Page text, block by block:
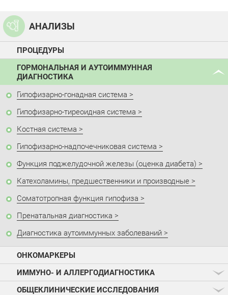
АНАЛИЗЫ
ПРОЦЕДУРЫ
ГОРМОНАЛЬНАЯ И АУТОИММУННАЯ
ДИАГНОСТИКА
Гипофизарно-гонадная система
Гипофизарно-тиреоидная система
Костная система
Гипофизарно-надпочечниковая система
Функция поджелудочной железы (оценка диабета)
Катехоламины, предшественники и производные
Соматотропная функция гипофиза
Пренатальная диагностика
Диагностика аутоиммунных заболеваний
ОНКОМАРКЕРЫ
ИММУНО- И АЛЛЕРГОДИАГНОСТИКА
ОБЩЕКЛИНИЧЕСКИЕ ИССЛЕДОВАНИЯ